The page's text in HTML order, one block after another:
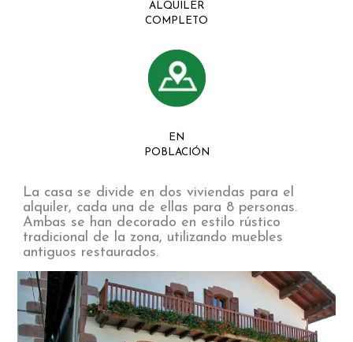
ALQUILER
COMPLETO
EN
POBLACIÓN
La casa se divide en dos viviendas para el
alquiler, cada una de ellas para 8 personas.
Ambas se han decorado en estilo rústico
tradicional de la zona, utilizando muebles
antiguos restaurados.